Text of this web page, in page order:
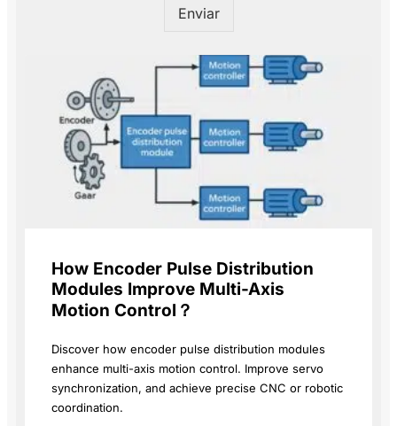
Enviar
How Encoder Pulse Distribution
Modules Improve Multi-Axis
Motion Control？
Discover how encoder pulse distribution modules
enhance multi-axis motion control. Improve servo
synchronization, and achieve precise CNC or robotic
coordination.